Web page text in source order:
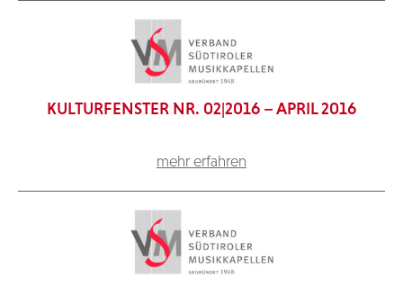
KULTURFENSTER NR. 02|2016 – APRIL 2016
mehr erfahren